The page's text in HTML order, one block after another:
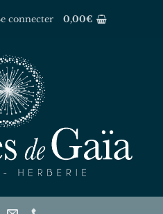
connecter 0,00€